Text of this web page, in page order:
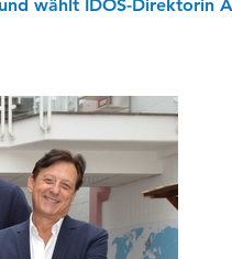
wählt IDOS-Direktorin